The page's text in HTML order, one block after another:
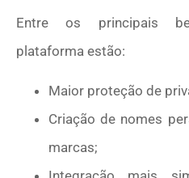
Entre os principais
plataforma estão:
Maior proteção de
Criação de nomes
marcas;